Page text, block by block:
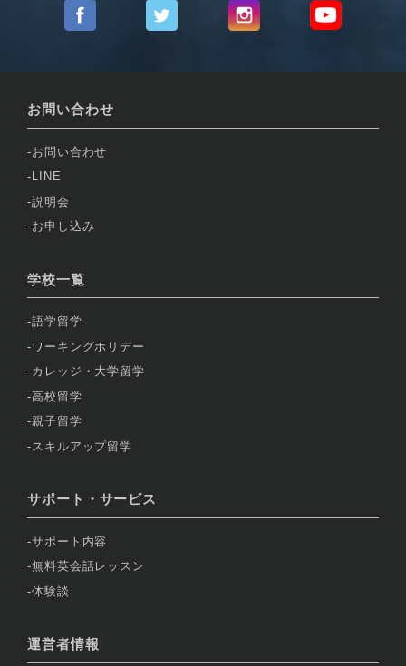
お問い合わせ
お問い合わせ
LINE
説明会
お申し込み
学校一覧
語学留学
ワーキングホリデー
カレッジ・大学留学
高校留学
親子留学
スキルアップ留学
サポート・サービス
サポート内容
無料英会話レッスン
体験談
運営者情報